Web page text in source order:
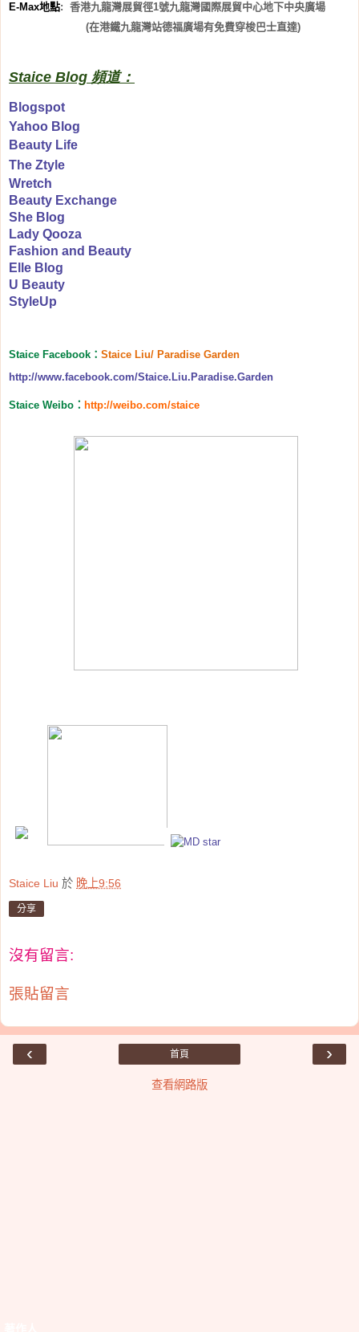
E-Max地點: 香港九龍灣展貿徑1號九龍灣國際展貿中心地下中央廣場
(在港鐵九龍灣站德福廣場有免費穿梭巴士直達)
Staice Blog 頻道：
Blogspot
Yahoo Blog
Beauty Life
The Ztyle
Wretch
Beauty Exchange
She Blog
Lady Qooza
Fashion and Beauty
Elle Blog
U Beauty
StyleUp
Staice Facebook ： Staice Liu/ Paradise Garden
http://www.facebook.com/Staice.Liu.Paradise.Garden
Staice Weibo ： http://weibo.com/staice
Staice Liu 於 晚上9:56
分享
沒有留言:
張貼留言
‹ ›
首頁
查看網路版